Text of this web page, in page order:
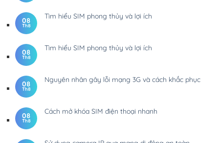
08
Th8
Tìm hiểu SIM phong thủy và lợi ích
08
Th8
Tìm hiểu SIM phong thủy và lợi ích
08
Th8
Nguyên nhân gây lỗi mạng 3G và cách khắc phục
08
Th8
Cách mở khóa SIM điện thoại nhanh